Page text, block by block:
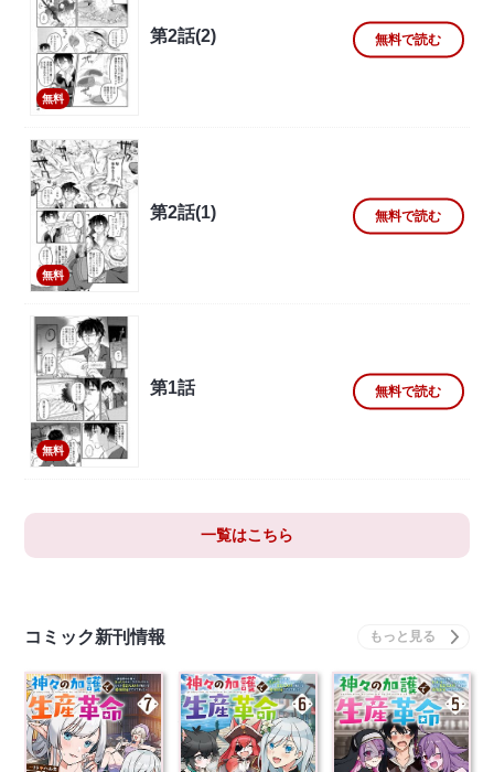
無料
第2話(2) 無料で読む
無料
第2話(1) 無料で読む
無料
第1話 無料で読む
一覧はこちら
コミック新刊情報
神々の加護で生産革命
～異世界の片隅でま
っ…
神々の加護で生産革命
～異世界の片隅でまっ
た…
神々の加護で生産革命
～異世界の片隅でまっ
た…